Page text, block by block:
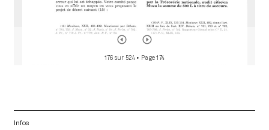
176 sur 524 • Page 174
Infos